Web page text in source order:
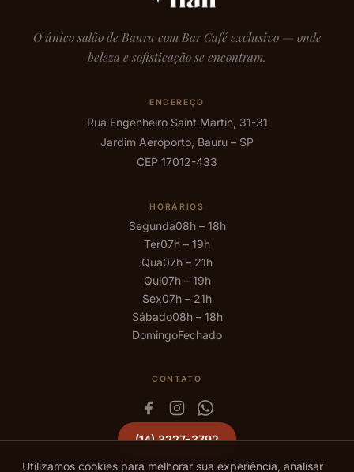
O único salão de Bauru com Bar Café exclusivo — onde
beleza e sofisticação se encontram.
ENDEREÇO
Rua Engenheiro Saint Martin, 31-31
Jardim Aeroporto, Bauru – SP
CEP 17012-433
HORÁRIOS
Segunda08h – 18h
Ter07h – 19h
Qua07h – 21h
Qui07h – 19h
Sex07h – 21h
Sábado08h – 18h
DomingoFechado
CONTATO
(14) 3227-3792
Utilizamos cookies para melhorar sua experiência, analisar